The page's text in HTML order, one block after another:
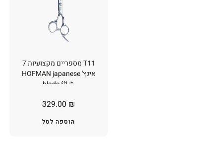
T11 מספריים מקצועיות 7
אינץ' HOFMAN japanese
blade 鋭さ
329.00 ₪
הוספה לסל